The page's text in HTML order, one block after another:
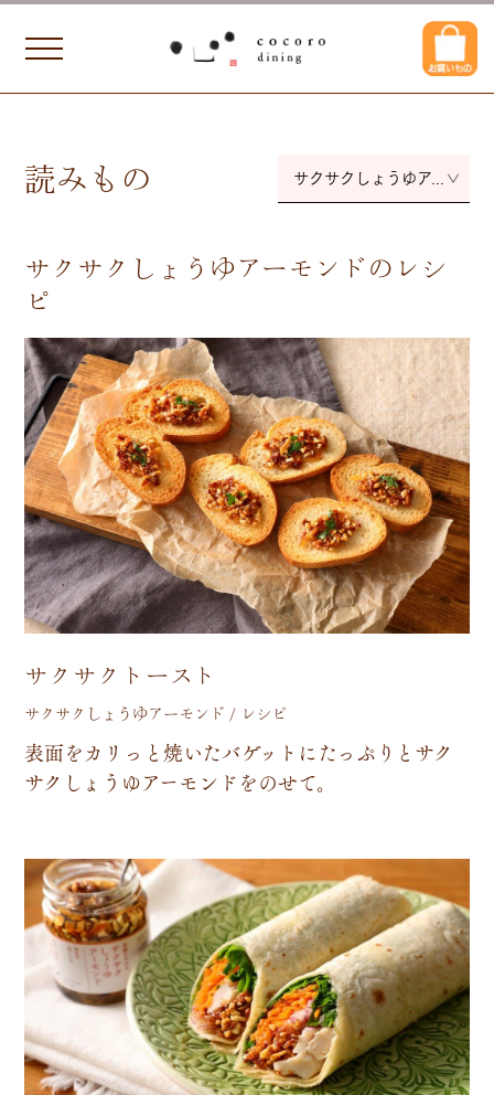
読みもの サクサクしょうゆアーモンド
サクサクしょうゆアーモンドのレシ
ピ
サクサクトースト
サクサクしょうゆアーモンド / レシピ
表面をカ リ っ と焼いたバゲッ ト に たっぷ り と サク
サク し ょ う ゆアーモ ン ドをのせて。